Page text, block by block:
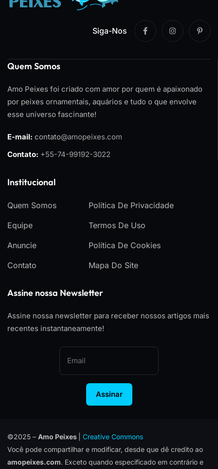
Siga-Nos
Quem Somos
Amo Peixes foi criado com amor por quem é apaixonado
por peixes ornamentais, aquários e tudo o que envolve
esse universo fascinante!
E-mail: contato@amopeixes.com
Contato: +55-74-99192-3022
Institucional
Quem Somos
Equipe
Anuncie
Contato
Política De Privacidade
Termos De Uso
Política De Cookies
Mapa Do Site
Assine nossa Newsletter
Assine nossa newsletter para receber nossos artigos mais
recentes instantaneamente!
Assinar
©2025 – Amo Peixes
Creative Commons
Você pode compartilhar e modificar, desde que dê credito ao
amopeixes.com. Exceto quando especificado em contrário e